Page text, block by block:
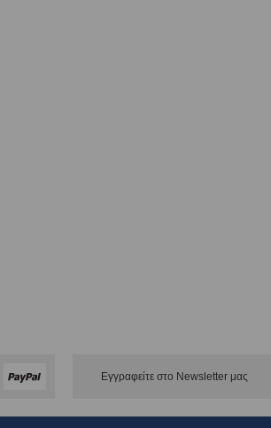
Εγγραφείτε στο Νewsletter μας